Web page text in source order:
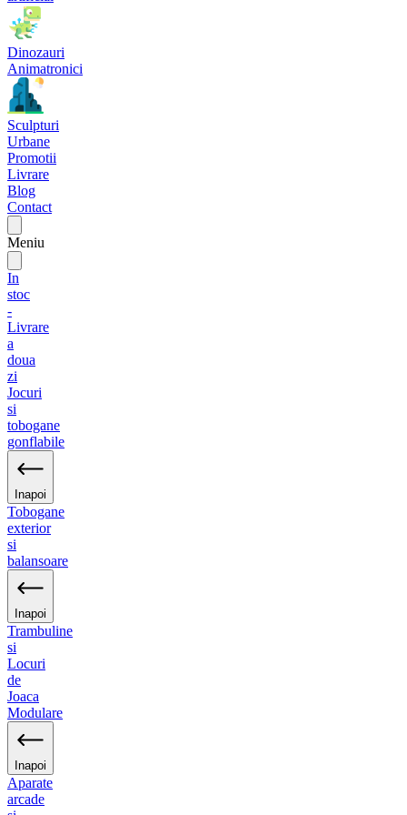
Dinozauri
Animatronici
Sculpturi
Urbane
Promotii
Livrare
Blog
Contact
Meniu
In
stoc
-
Livrare
a
doua
zi
Jocuri
si
tobogane
gonflabile
Inapoi
Tobogane
exterior
si
balansoare
Inapoi
Trambuline
si
Locuri
de
Joaca
Modulare
Inapoi
Aparate
arcade